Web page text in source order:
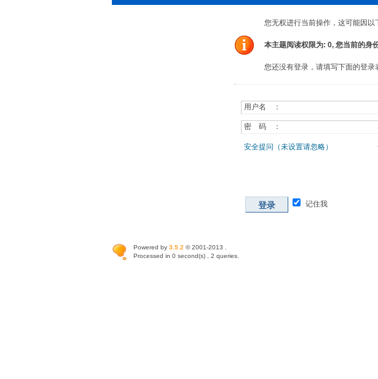
您无权进行当前操作，这可能因以
本主题阅读权限为: 0, 您当前的身
您还没有登录，请填写下面的登录
用户名 ：
密 码 ：
安全提问（未设置请忽略）
登录 记住我
Powered by 3.5.2 © 2001-2013 .
Processed in 0 second(s) , 2 queries.